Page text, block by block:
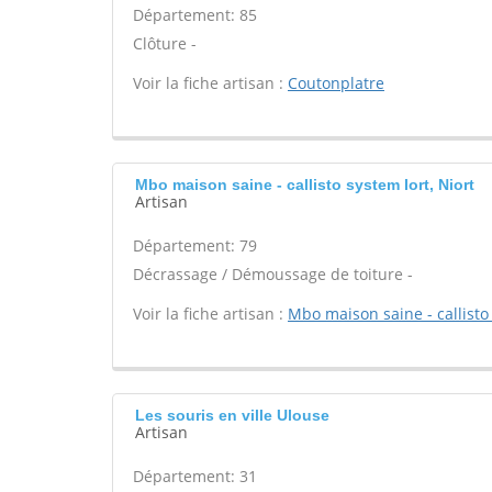
Département: 85
Clôture -
Voir la fiche artisan : Coutonplatre
Mbo maison saine - callisto system Iort, Niort
Artisan
Département: 79
Décrassage / Démoussage de toiture -
Voir la fiche artisan : Mbo maison saine - callisto
Les souris en ville Ulouse
Artisan
Département: 31